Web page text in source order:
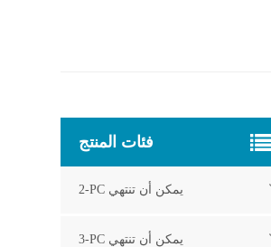
فئات المنتج
2-PC يمكن أن تنتهي
3-PC يمكن أن تنتهي